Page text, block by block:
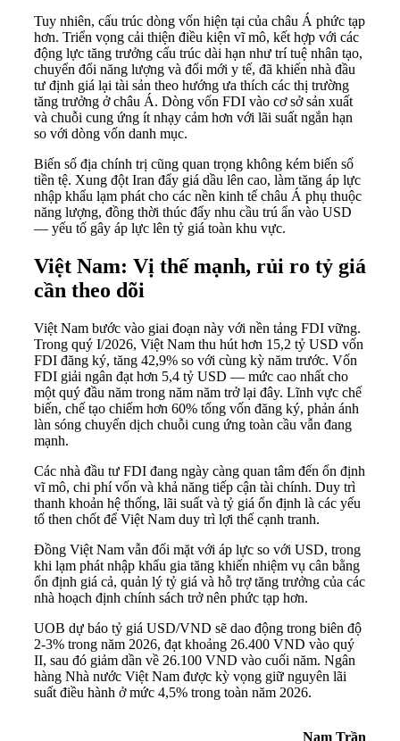
Tuy nhiên, cấu trúc dòng vốn hiện tại của châu Á phức tạp
hơn. Triển vọng cải thiện điều kiện vĩ mô, kết hợp với các
động lực tăng trưởng cấu trúc dài hạn như trí tuệ nhân tạo,
chuyển đổi năng lượng và đổi mới y tế, đã khiến nhà đầu
tư định giá lại tài sản theo hướng ưa thích các thị trường
tăng trưởng ở châu Á. Dòng vốn FDI vào cơ sở sản xuất
và chuỗi cung ứng ít nhạy cảm hơn với lãi suất ngắn hạn
so với dòng vốn danh mục.
Biến số địa chính trị cũng quan trọng không kém biến số
tiền tệ. Xung đột Iran đẩy giá dầu lên cao, làm tăng áp lực
nhập khẩu lạm phát cho các nền kinh tế châu Á phụ thuộc
năng lượng, đồng thời thúc đẩy nhu cầu trú ẩn vào USD
— yếu tố gây áp lực lên tỷ giá toàn khu vực.
Việt Nam: Vị thế mạnh, rủi ro tỷ giá
cần theo dõi
Việt Nam bước vào giai đoạn này với nền tảng FDI vững.
Trong quý I/2026, Việt Nam thu hút hơn 15,2 tỷ USD vốn
FDI đăng ký, tăng 42,9% so với cùng kỳ năm trước. Vốn
FDI giải ngân đạt hơn 5,4 tỷ USD — mức cao nhất cho
một quý đầu năm trong năm năm trở lại đây. Lĩnh vực chế
biến, chế tạo chiếm hơn 60% tổng vốn đăng ký, phản ánh
làn sóng chuyển dịch chuỗi cung ứng toàn cầu vẫn đang
mạnh.
Các nhà đầu tư FDI đang ngày càng quan tâm đến ổn định
vĩ mô, chi phí vốn và khả năng tiếp cận tài chính. Duy trì
thanh khoản hệ thống, lãi suất và tỷ giá ổn định là các yếu
tố then chốt để Việt Nam duy trì lợi thế cạnh tranh.
Đồng Việt Nam vẫn đối mặt với áp lực so với USD, trong
khi lạm phát nhập khẩu gia tăng khiến nhiệm vụ cân bằng
ổn định giá cả, quản lý tỷ giá và hỗ trợ tăng trưởng của các
nhà hoạch định chính sách trở nên phức tạp hơn.
UOB dự báo tỷ giá USD/VND sẽ dao động trong biên độ
2-3% trong năm 2026, đạt khoảng 26.400 VND vào quý
II, sau đó giảm dần về 26.100 VND vào cuối năm. Ngân
hàng Nhà nước Việt Nam được kỳ vọng giữ nguyên lãi
suất điều hành ở mức 4,5% trong toàn năm 2026.
Nam Trần